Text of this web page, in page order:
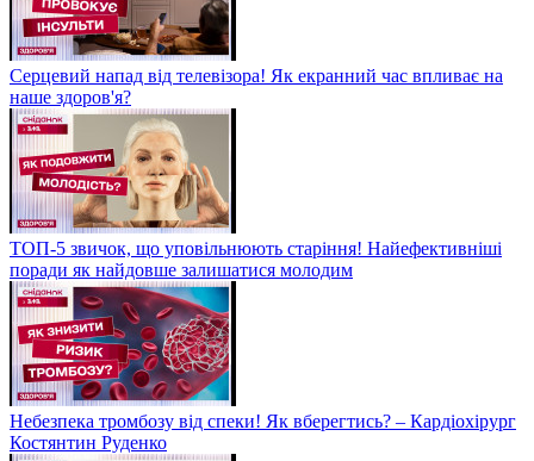
Серцевий напад від телевізора! Як екранний час впливає на
наше здоров'я?
ТОП-5 звичок, що уповільнюють старіння! Найефективніші
поради як найдовше залишатися молодим
Небезпека тромбозу від спеки! Як вберегтись? – Кардіохірург
Костянтин Руденко